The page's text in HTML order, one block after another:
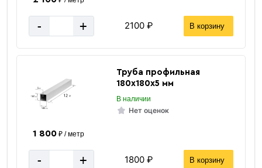
- + 2100 ₽ В корзину
Труба профильная
180х180х5 мм
В наличии
Нет оценок
1 800₽ / метр
- + 1800 ₽ В корзину